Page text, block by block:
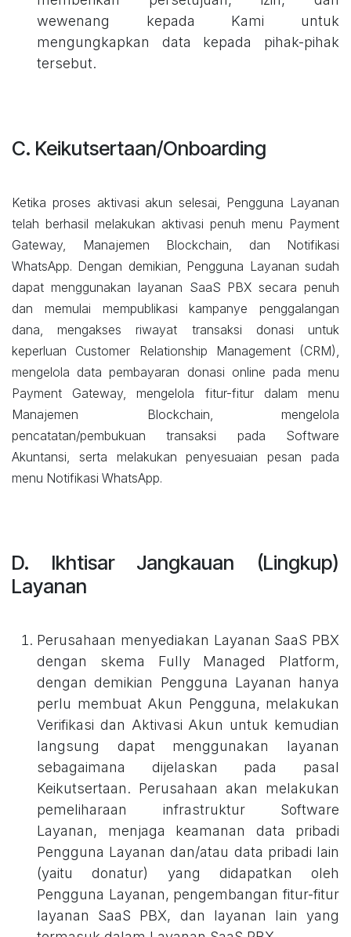
wewenang kepada Kami untuk
mengungkapkan data kepada pihak-pihak
tersebut.
C. Keikutsertaan/Onboarding
Ketika proses aktivasi akun selesai, Pengguna Layanan
telah berhasil melakukan aktivasi penuh menu Payment
Gateway, Manajemen Blockchain, dan Notifikasi
WhatsApp. Dengan demikian, Pengguna Layanan sudah
dapat menggunakan layanan SaaS PBX secara penuh
dan memulai mempublikasi kampanye penggalangan
dana, mengakses riwayat transaksi donasi untuk
keperluan Customer Relationship Management (CRM),
mengelola data pembayaran donasi online pada menu
Payment Gateway, mengelola fitur-fitur dalam menu
Manajemen Blockchain, mengelola
pencatatan/pembukuan transaksi pada Software
Akuntansi, serta melakukan penyesuaian pesan pada
menu Notifikasi WhatsApp. ​
D. Ikhtisar Jangkauan (Lingkup)
Layanan
Perusahaan menyediakan Layanan SaaS PBX
dengan skema Fully Managed Platform,
dengan demikian Pengguna Layanan hanya
perlu membuat Akun Pengguna, melakukan
Verifikasi dan Aktivasi Akun untuk kemudian
langsung dapat menggunakan layanan
sebagaimana dijelaskan pada pasal
Keikutsertaan. Perusahaan akan melakukan
pemeliharaan infrastruktur Software
Layanan, menjaga keamanan data pribadi
Pengguna Layanan dan/atau data pribadi lain
(yaitu donatur) yang didapatkan oleh
Pengguna Layanan, pengembangan fitur-fitur
layanan SaaS PBX, dan layanan lain yang